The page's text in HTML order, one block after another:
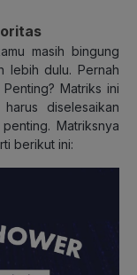
masih bingung
lebih dulu. Pernah
Matriks ini
diselesaikan
Matriksnya
berikut ini: